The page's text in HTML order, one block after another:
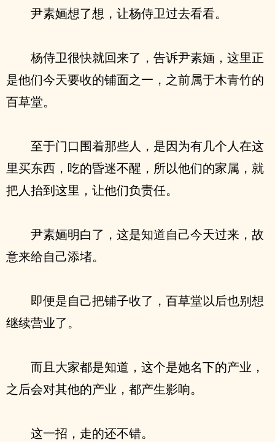
尹素婳想了想，让杨侍卫过去看看。
杨侍卫很快就回来了，告诉尹素婳，这里正
是他们今天要收的铺面之一，之前属于木青竹的
百草堂。
至于门口围着那些人，是因为有几个人在这
里买东西，吃的昏迷不醒，所以他们的家属，就
把人抬到这里，让他们负责任。
尹素婳明白了，这是知道自己今天过来，故
意来给自己添堵。
即便是自己把铺子收了，百草堂以后也别想
继续营业了。
而且大家都是知道，这个是她名下的产业，
之后会对其他的产业，都产生影响。
这一招，走的还不错。